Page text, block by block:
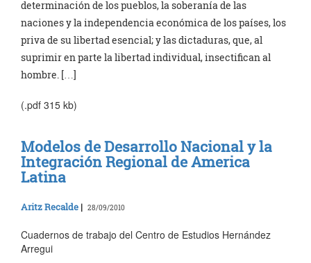
determinación de los pueblos, la soberanía de las
naciones y la independencia económica de los países, los
priva de su libertad esencial; y las dictaduras, que, al
suprimir en parte la libertad individual, insectifican al
hombre. […]
(.pdf 315 kb)
Modelos de Desarrollo Nacional y la
Integración Regional de America
Latina
Aritz Recalde | 28/09/2010
Cuadernos de trabajo del Centro de Estudios Hernández
Arregui